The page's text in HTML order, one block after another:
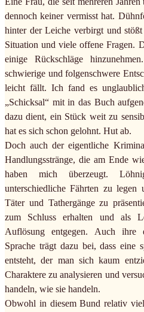
dennoch keiner vermisst hat.
hinter der Leiche verbirgt und
Situation und viele offene Fragen.
einige Rückschläge
schwierige und folgenschwere
leicht fällt. Ich fand es
„Schicksal“ mit in das Buch
dazu dient, ein Stück weit zu
hat es sich schon gelohnt. Hut ab.
Doch auch der eigentliche
Handlungsstränge, die am Ende
haben mich überzeugt.
unterschiedliche Fährten zu
Täter und Tathergänge zu
zum Schluss erhalten und als
Auflösung entgegen. Auch ihre
Sprache trägt dazu bei, dass eine
entsteht, der man sich kaum
Charaktere zu analysieren und
handeln, wie sie handeln.
Obwohl in diesem Bund relativ